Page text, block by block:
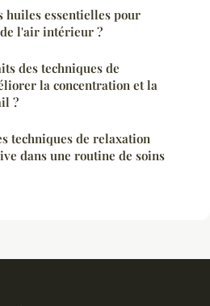
essentielles pour
l'air intérieur ?
des techniques de
la concentration et la
?
techniques de relaxation
dans une routine de soins